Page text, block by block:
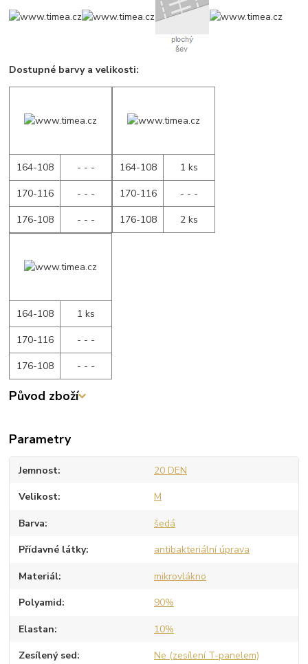
Dostupné barvy a velikosti:
164-108
- - -
170-116
- - -
176-108
- - -
164-108
1 ks
170-116
- - -
176-108
2 ks
164-108
1 ks
170-116
- - -
176-108
- - -
Původ zboží
Parametry
Jemnost 20 DEN
Velikost M
Barva šedá
Přídavné látky antibakteriální úprava
Materiál mikrovlákno
Polyamid 90%
Elastan 10%
Zesílený sed Ne (zesílení T-panelem)